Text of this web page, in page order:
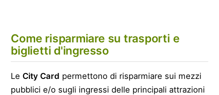
Come risparmiare su trasporti e
biglietti d'ingresso
Le City Card permettono di risparmiare sui mezzi
pubblici e/o sugli ingressi delle principali attrazioni